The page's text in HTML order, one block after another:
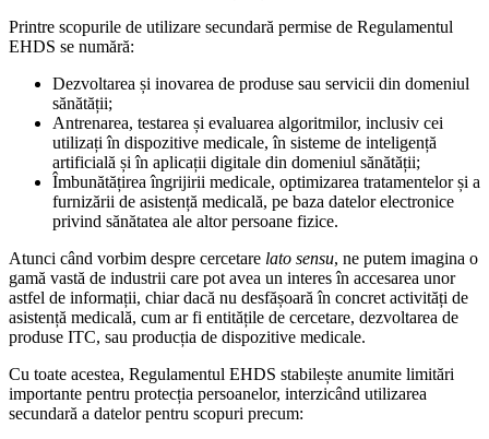
Printre scopurile de utilizare secundară permise de Regulamentul
EHDS se numără:
Dezvoltarea și inovarea de produse sau servicii din domeniul
sănătății;
Antrenarea, testarea și evaluarea algoritmilor, inclusiv cei
utilizați în dispozitive medicale, în sisteme de inteligență
artificială și în aplicații digitale din domeniul sănătății;
Îmbunătățirea îngrijirii medicale, optimizarea tratamentelor și a
furnizării de asistență medicală, pe baza datelor electronice
privind sănătatea ale altor persoane fizice.
Atunci când vorbim despre cercetare lato sensu, ne putem imagina o
gamă vastă de industrii care pot avea un interes în accesarea unor
astfel de informații, chiar dacă nu desfășoară în concret activități de
asistență medicală, cum ar fi entitățile de cercetare, dezvoltarea de
produse ITC, sau producția de dispozitive medicale.
Cu toate acestea, Regulamentul EHDS stabilește anumite limitări
importante pentru protecția persoanelor, interzicând utilizarea
secundară a datelor pentru scopuri precum: